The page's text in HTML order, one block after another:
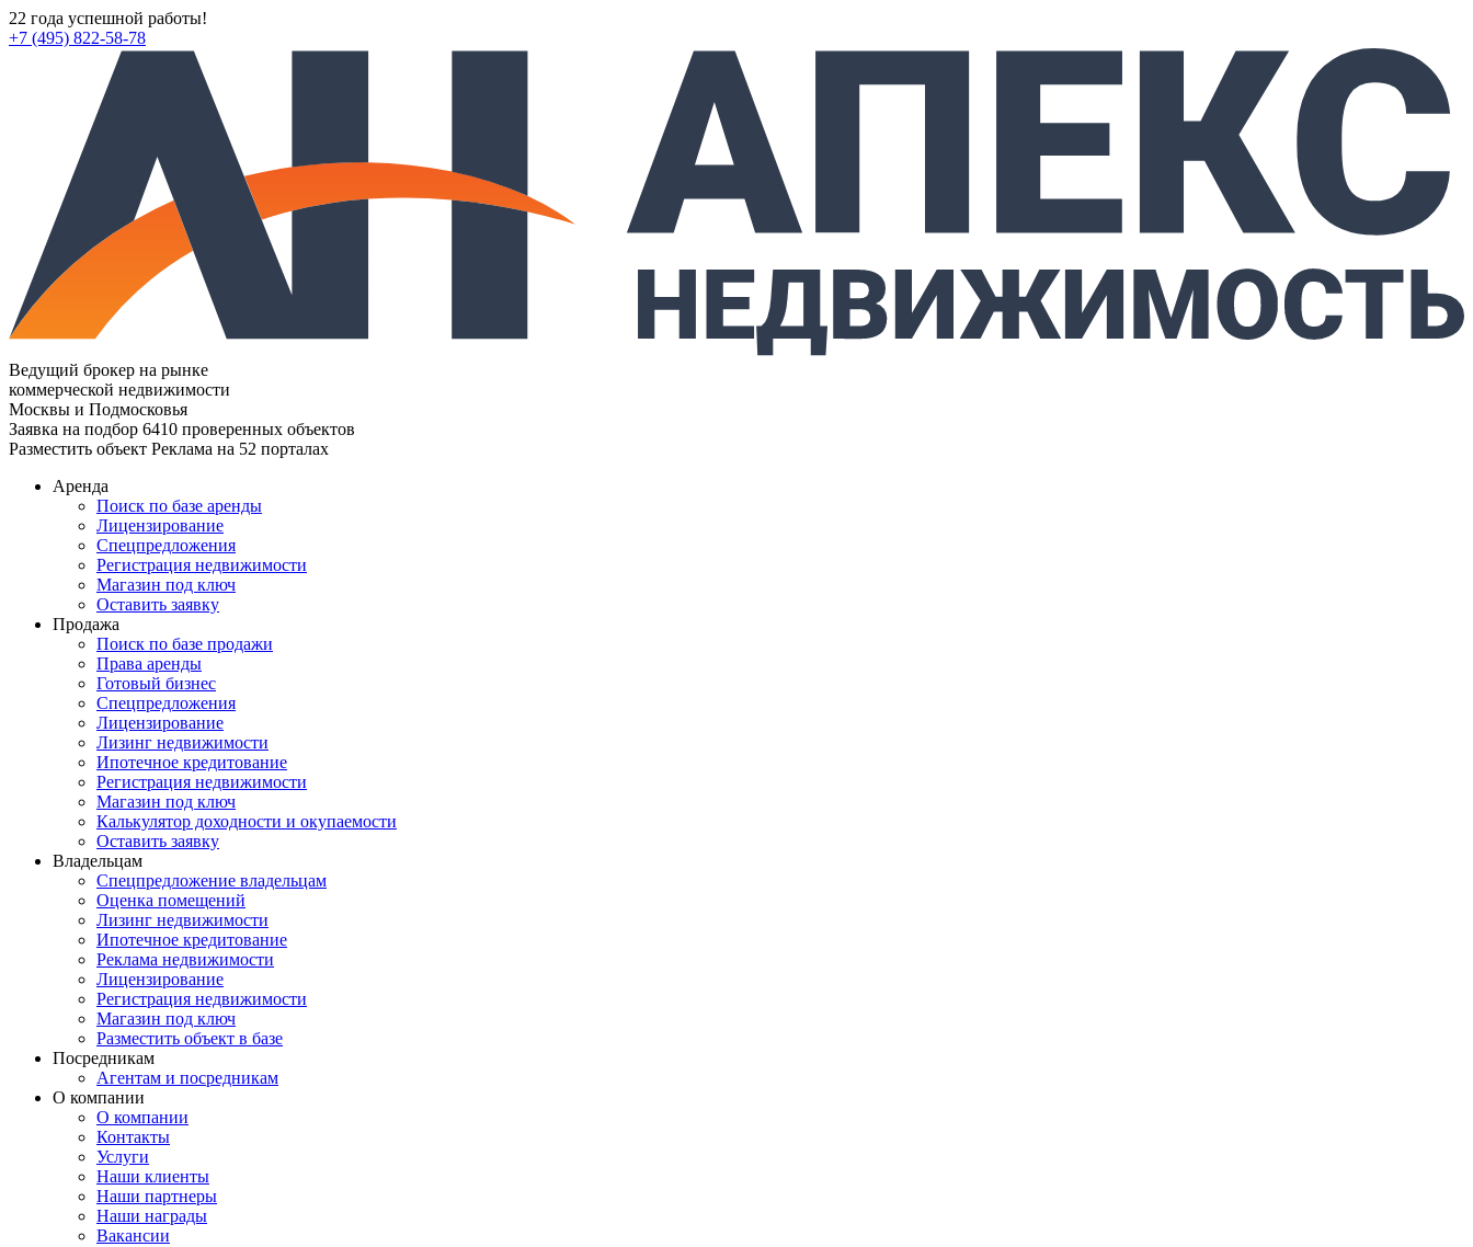
22 года успешной работы!
+7 (495) 822-58-78
Ведущий брокер на рынке
коммерческой недвижимости
Москвы и Подмосковья
Заявка на подбор 6410 проверенных объектов
Разместить объект Реклама на 52 порталах
Аренда
Поиск по базе аренды
Лицензирование
Спецпредложения
Регистрация недвижимости
Магазин под ключ
Оставить заявку
Продажа
Поиск по базе продажи
Права аренды
Готовый бизнес
Спецпредложения
Лицензирование
Лизинг недвижимости
Ипотечное кредитование
Регистрация недвижимости
Магазин под ключ
Калькулятор доходности и окупаемости
Оставить заявку
Владельцам
Спецпредложение владельцам
Оценка помещений
Лизинг недвижимости
Ипотечное кредитование
Реклама недвижимости
Лицензирование
Регистрация недвижимости
Магазин под ключ
Разместить объект в базе
Посредникам
Агентам и посредникам
О компании
О компании
Контакты
Услуги
Наши клиенты
Наши партнеры
Наши награды
Вакансии